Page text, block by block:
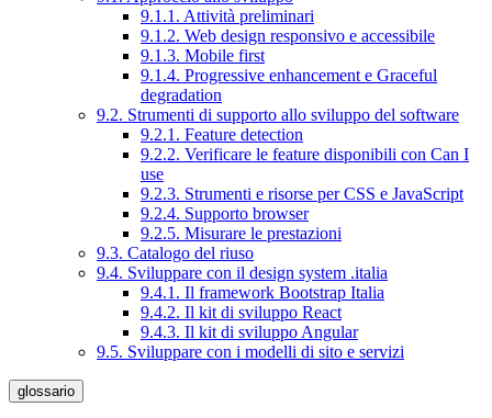
9.1.1. Attività preliminari
9.1.2. Web design responsivo e accessibile
9.1.3. Mobile first
9.1.4. Progressive enhancement e Graceful
degradation
9.2. Strumenti di supporto allo sviluppo del software
9.2.1. Feature detection
9.2.2. Verificare le feature disponibili con Can I
use
9.2.3. Strumenti e risorse per CSS e JavaScript
9.2.4. Supporto browser
9.2.5. Misurare le prestazioni
9.3. Catalogo del riuso
9.4. Sviluppare con il design system .italia
9.4.1. Il framework Bootstrap Italia
9.4.2. Il kit di sviluppo React
9.4.3. Il kit di sviluppo Angular
9.5. Sviluppare con i modelli di sito e servizi
glossario